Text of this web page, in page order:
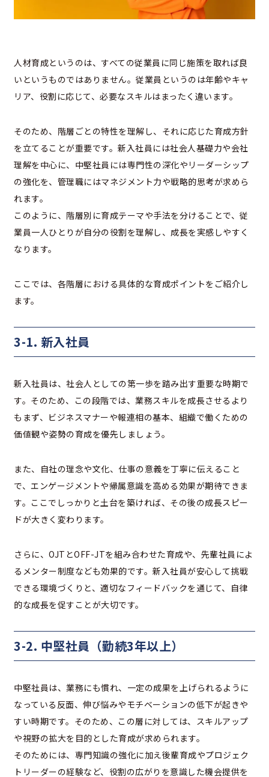
人材育成というのは、すべての従業員に同じ施策を取れば良
いというものではありません。従業員というのは年齢やキャ
リア、役割に応じて、必要なスキルはまったく違います。
そのため、階層ごとの特性を理解し、それに応じた育成方針
を立てることが重要です。新入社員には社会人基礎力や会社
理解を中心に、中堅社員には専門性の深化やリーダーシップ
の強化を、管理職にはマネジメント力や戦略的思考が求めら
れます。
このように、階層別に育成テーマや手法を分けることで、従
業員一人ひとりが自分の役割を理解し、成長を実感しやすく
なります。
ここでは、各階層における具体的な育成ポイントをご紹介し
ます。
3-1. 新入社員
新入社員は、社会人としての第一歩を踏み出す重要な時期で
す。そのため、この段階では、業務スキルを成長させるより
もまず、ビジネスマナーや報連相の基本、組織で働くための
価値観や姿勢の育成を優先しましょう。
また、自社の理念や文化、仕事の意義を丁寧に伝えること
で、エンゲージメントや帰属意識を高める効果が期待できま
す。ここでしっかりと土台を築ければ、その後の成長スピー
ドが大きく変わります。
さらに、OJTとOFF-JTを組み合わせた育成や、先輩社員によ
るメンター制度なども効果的です。新入社員が安心して挑戦
できる環境づくりと、適切なフィードバックを通じて、自律
的な成長を促すことが大切です。
3-2. 中堅社員（勤続3年以上）
中堅社員は、業務にも慣れ、一定の成果を上げられるように
なっている反面、伸び悩みやモチベーションの低下が起きや
すい時期です。そのため、この層に対しては、スキルアップ
や視野の拡大を目的とした育成が求められます。
そのためには、専門知識の強化に加え後輩育成やプロジェク
トリーダーの経験など、役割の広がりを意識した機会提供を